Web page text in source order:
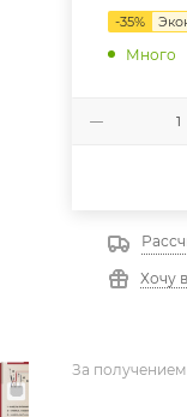
-35%
Много
Хочу
За